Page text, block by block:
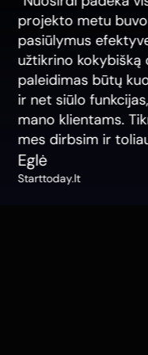
projekto metu buvo
pasiūlymus
užtikrino kokybišką
paleidimas būtų kuo
ir net siūlo funkcijas,
mano klientams.
mes dirbsim ir toliau
Eglė
Starttoday.lt